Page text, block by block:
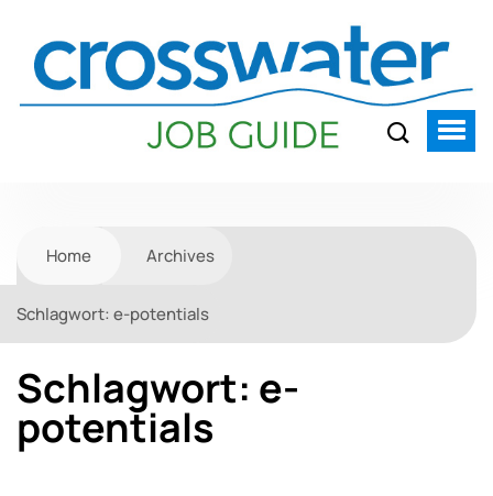
Home Archives
Schlagwort: e-potentials
Schlagwort: e-
potentials